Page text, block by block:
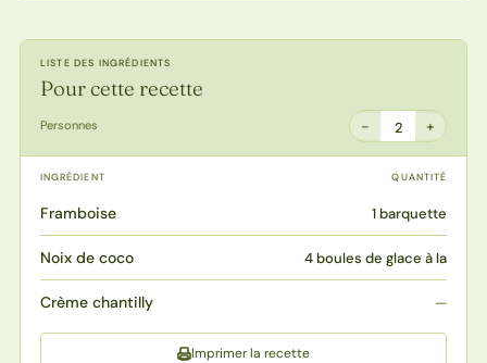
LISTE DES INGRÉDIENTS
Pour cette recette
Personnes − 2 +
INGRÉDIENT QUANTITÉ
Framboise 1 barquette
Noix de coco 4 boules de glace à la
Crème chantilly —
Imprimer la recette